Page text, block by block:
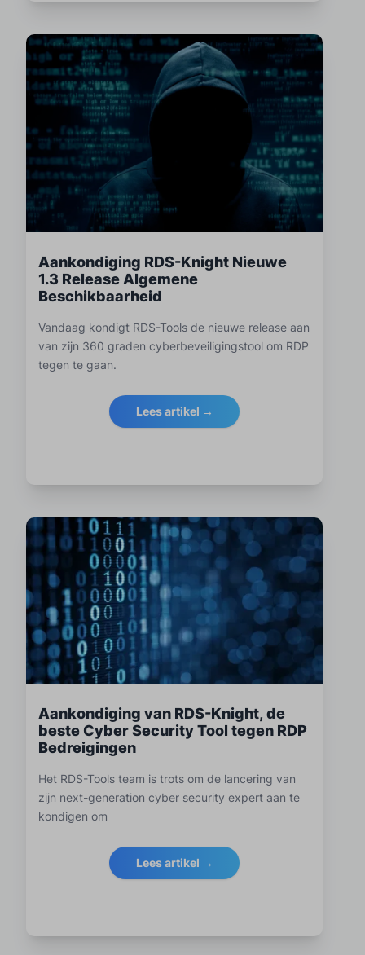
Aankondiging RDS-Knight Nieuwe
1.3 Release Algemene
Beschikbaarheid
Vandaag kondigt RDS-Tools de nieuwe release aan
van zijn 360 graden cyberbeveiligingstool om RDP
tegen te gaan.
Lees artikel →
Aankondiging van RDS-Knight, de
beste Cyber Security Tool tegen RDP
Bedreigingen
Het RDS-Tools team is trots om de lancering van
zijn next-generation cyber security expert aan te
kondigen om
Lees artikel →